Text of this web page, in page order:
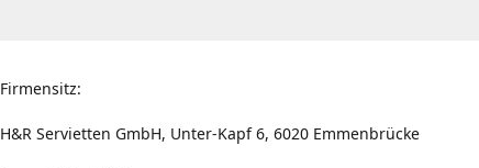
Firmensitz:
H&R Servietten GmbH, Unter-Kapf 6, 6020 Emmenbrücke